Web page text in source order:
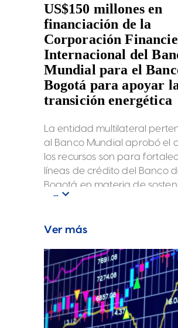
US$150 millones en
financiación de la
Corporación
Internacional del
Mundial para el
Bogotá para apoyar
transición energética
La entidad multilateral
al Banco Mundial aprobó el
los recursos son para
líneas de crédito del Banco
Bogotá en materia de
Los recursos se orientarán a la
energías renovables,
de carbono en el sector
colombiano.
...
Ver más